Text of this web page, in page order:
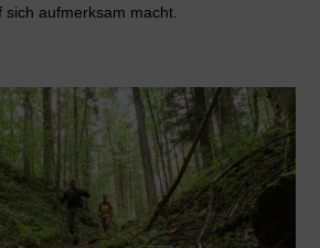
aufmerksam macht.